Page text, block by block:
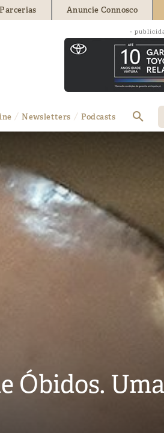
Parcerias Anuncie Connosco
-
Newsletters Podcasts
Óbidos. Uma